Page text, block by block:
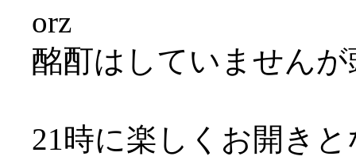
orz
酩酊はしていません
21時に楽しくお開き